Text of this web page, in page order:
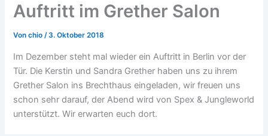
Auftritt im Grether Salon
Vonchio/3. Oktober 2018
Im Dezember steht mal wieder ein Auftritt in Berlin vor der
Tür. Die Kerstin und Sandra Grether haben uns zu ihrem
Grether Salon ins Brechthaus eingeladen, wir freuen uns
schon sehr darauf, der Abend wird von Spex & Jungleworld
unterstützt. Wir erwarten euch dort.